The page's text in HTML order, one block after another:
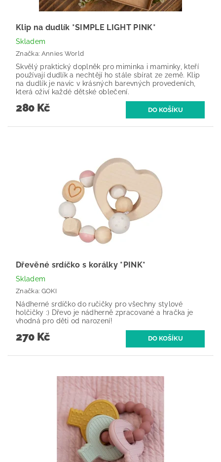
Klip na dudlík *SIMPLE LIGHT PINK*
Skladem
Značka: Annies World
Skvělý praktický doplněk pro miminka i maminky, kteří
používají dudlík a nechtějí ho stále sbírat ze země. Klip
na dudlík je navíc v krásných barevných provedeních,
která oživí každé dětské oblečení.
280 Kč
Dřevěné srdíčko s korálky *PINK*
Skladem
Značka: GOKI
Nádherné srdíčko do ručičky pro všechny stylové
holčičky :) Dřevo je nádherně zpracované a hračka je
vhodná pro děti od narození!
270 Kč